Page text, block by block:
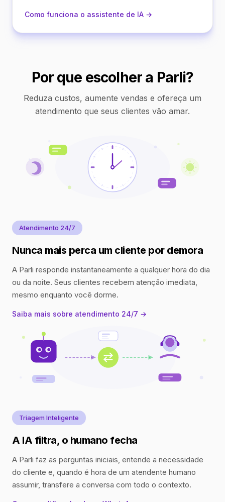
Como funciona o assistente de IA →
Por que escolher a Parli?
Reduza custos, aumente vendas e ofereça um
atendimento que seus clientes vão amar.
Atendimento 24/7
Nunca mais perca um cliente por demora
A Parli responde instantaneamente a qualquer hora do dia
ou da noite. Seus clientes recebem atenção imediata,
mesmo enquanto você dorme.
Saiba mais sobre atendimento 24/7 →
Triagem Inteligente
A IA filtra, o humano fecha
A Parli faz as perguntas iniciais, entende a necessidade
do cliente e, quando é hora de um atendente humano
assumir, transfere a conversa com todo o contexto.